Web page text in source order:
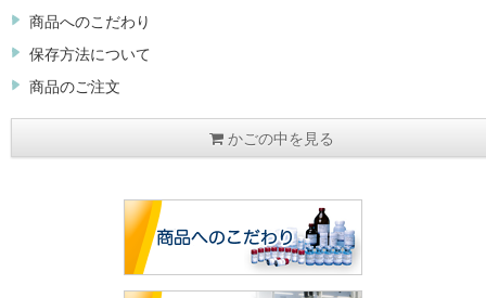
商品へのこだわり
保存方法について
商品のご注文
かごの中を見る